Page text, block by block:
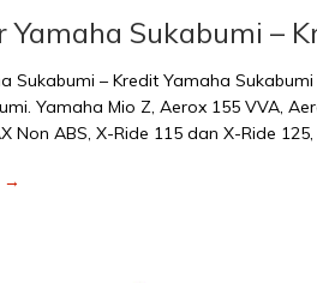
Yamaha Sukabumi –
Sukabumi – Kredit Yamaha
Yamaha Mio Z, Aerox 155 VVA,
Non ABS, X-Ride 115 dan X-Ride
→